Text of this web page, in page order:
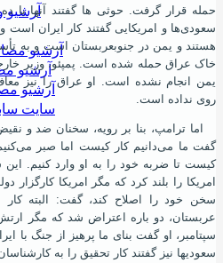
آرشیو
آرشیو
آرشیو
سایت
حمله قرار گرفت. حوثی ها گفتند آنها با ده
سعودی‌ها و امریکایی گفتند کار ایران
هستند و یمن در جنوبعربستان است و به
خاک عراق حمله شده‌ است. پمپئو، وزیر
یمن انجام نشده ‌است. او عراق را نیز
روی نداده‌ است.
اما ترامپ، بنا بر رویه، سخنان ضد و
گفت ما می‌دانیم کار کیست اما صبر
کیست تا ضربه خود را به او وارد کنیم.
امریکا را بلند کرد که مگر امریکا
سخن خود را اصلاح کند، گفت: البته
سپتامبر، او گفت بنای ما پرهیز از جنگ با
سعودیها نیز گفتند کار تحقیق را به